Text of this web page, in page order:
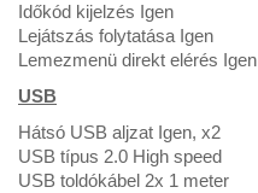
Időkód kijelzés Igen
Lejátszás folytatása Igen
Lemezmenü direkt elérés Igen
USB
Hátsó USB aljzat Igen, x2
USB típus 2.0 High speed
USB toldókábel 2x 1 meter